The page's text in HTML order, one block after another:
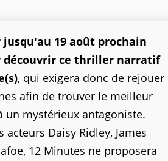
19 août prochain
découvrir ce thriller narratif
, qui exigera donc de rejouer
afin de trouver le meilleur
un mystérieux antagoniste.
acteurs Daisy Ridley, James
12 Minutes ne proposera